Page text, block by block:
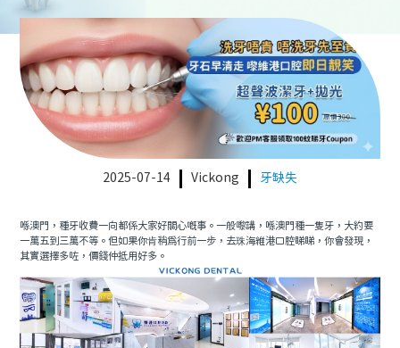
醫生介紹doctor introduction
醫療新聞 medical news
種植牙dental implant
orthodontics
預約牙醫contact us
WhatsApp預約
2025-07-14 Vickong 牙缺失
喺澳門，種牙收費一向都係大家好關心嘅事。一般嚟講，喺澳門種一隻牙，大約要
一萬五到三萬不等。但如果你肯稍為行前一步，去珠海維港口腔睇睇，你會發現，
其實選擇多咗，價錢仲抵用好多。